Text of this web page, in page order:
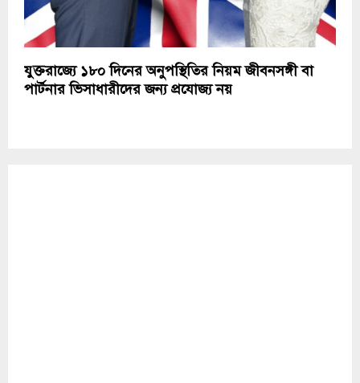
যুক্তরাজ্যে ১৮০ দিনের অনুপস্থিতির নিয়ম জীবনসঙ্গী বা
পার্টনার ভিসাধারীদের জন্য প্রযোজ্য নয়